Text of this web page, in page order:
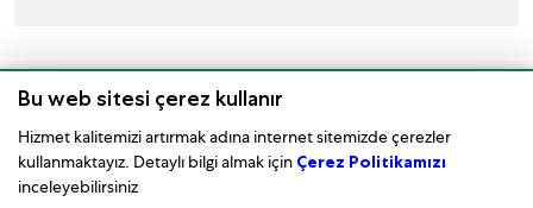
Saat Bakımı
Bu web sitesi çerez kullanır
Hizmet kalitemizi artırmak adına internet sitemizde çerezler
kullanmaktayız. Detaylı bilgi almak için Çerez Politikamızı
inceleyebilirsiniz